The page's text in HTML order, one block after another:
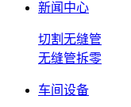
新闻中心
切割无缝管
无缝管拆零
车间设备